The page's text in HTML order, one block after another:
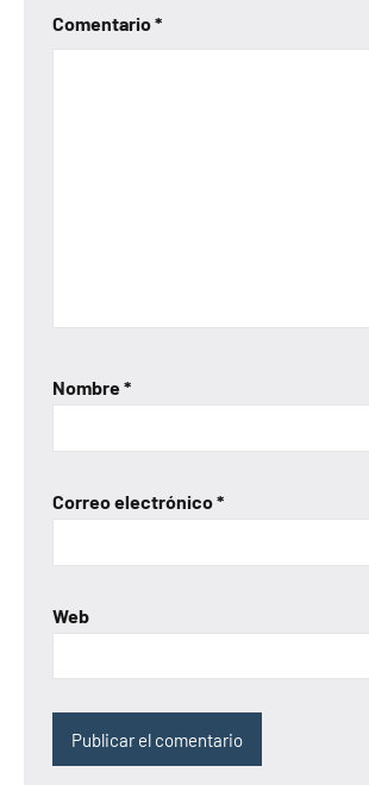
Comentario*
Nombre*
Correo electrónico*
Web